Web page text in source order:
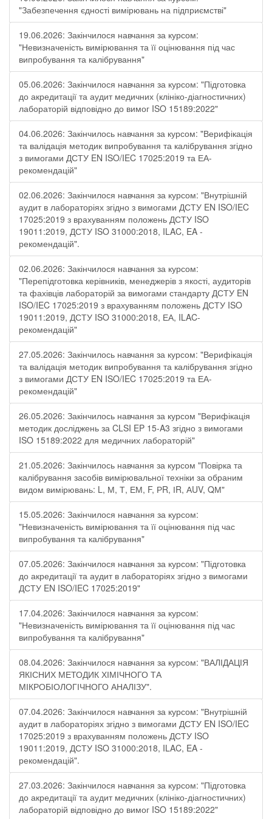
"Забезпечення єдності вимірювань на підприємстві"
19.06.2026: Закінчилося навчання за курсом:
"Невизначеність вимірювання та її оцінювання під час
випробування та калібрування"
05.06.2026: Закінчилося навчання за курсом: "Підготовка
до акредитації та аудит медичних (клініко-діагностичних)
лабораторій відповідно до вимог ISO 15189:2022"
04.06.2026: Закінчилось навчання за курсом: "Верифікація
та валідація методик випробування та калібрування згідно
з вимогами ДСТУ EN ISO/IEC 17025:2019 та ЕА-
рекомендацій"
02.06.2026: Закінчилося навчання за курсом: "Внутрішній
аудит в лабораторіях згідно з вимогами ДСТУ EN ISO/IEC
17025:2019 з врахуванням положень ДСТУ ISO
19011:2019, ДСТУ ISO 31000:2018, ILAC, EA -
рекомендацій".
02.06.2026: Закінчилося навчання за курсом:
"Перепідготовка керівників, менеджерів з якості, аудиторів
та фахівців лабораторій за вимогами стандарту ДСТУ EN
ISO/IEC 17025:2019 з врахуванням положень ДСТУ ISO
19011:2019, ДСТУ ISO 31000:2018, ЕА, ILAC-
рекомендацій"
27.05.2026: Закінчилось навчання за курсом: "Верифікація
та валідація методик випробування та калібрування згідно
з вимогами ДСТУ EN ISO/IEC 17025:2019 та ЕА-
рекомендацій"
26.05.2026: Закінчилось навчання за курсом "Верифікація
методик досліджень за CLSI EP 15-A3 згідно з вимогами
ISO 15189:2022 для медичних лабораторій"
21.05.2026: Закінчилось навчання за курсом "Повірка та
калібрування засобів вимірювальної техніки за обраним
видом вимірювань: L, М, Т, ЕМ, F, РR, ІR, АUV, QМ"
15.05.2026: Закінчилося навчання за курсом:
"Невизначеність вимірювання та її оцінювання під час
випробування та калібрування"
07.05.2026: Закінчилося навчання за курсом: "Підготовка
до акредитації та аудит в лабораторіях згідно з вимогами
ДСТУ EN ISO/IEC 17025:2019"
17.04.2026: Закінчилося навчання за курсом:
"Невизначеність вимірювання та її оцінювання під час
випробування та калібрування"
08.04.2026: Закінчилося навчання за курсом: "ВАЛІДАЦІЯ
ЯКІСНИХ МЕТОДИК ХІМІЧНОГО ТА
МІКРОБІОЛОГІЧНОГО АНАЛІЗУ".
07.04.2026: Закінчилося навчання за курсом: "Внутрішній
аудит в лабораторіях згідно з вимогами ДСТУ EN ISO/IEC
17025:2019 з врахуванням положень ДСТУ ISO
19011:2019, ДСТУ ISO 31000:2018, ILAC, EA -
рекомендацій".
27.03.2026: Закінчилося навчання за курсом: "Підготовка
до акредитації та аудит медичних (клініко-діагностичних)
лабораторій відповідно до вимог ISO 15189:2022"